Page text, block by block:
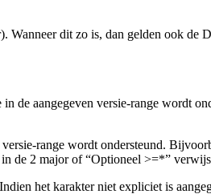
dit zo is, dan gelden ook de
de aangegeven versie-range wordt
range wordt ondersteund.
de 2 major of “Optioneel >=*”
het karakter niet expliciet is